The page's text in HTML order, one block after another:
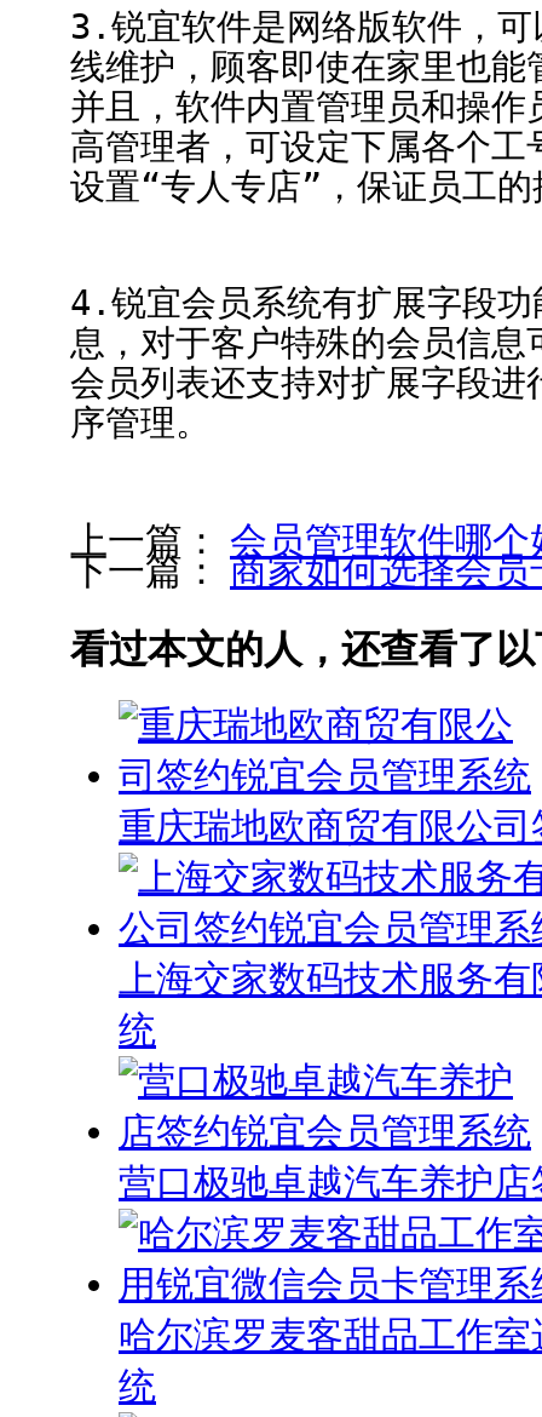
3.锐宜软件是网络版软件，
线维护，顾客即使在家里也
并且，软件内置管理员和操
高管理者，可设定下属各个
设置“专人专店”，保证员工
4.锐宜会员系统有扩展字段
息，对于客户特殊的会员信
会员列表还支持对扩展字段
序管理。
上一篇： 会员管理软件哪个
下一篇： 商家如何选择会员
看过本文的人，还查看了
重庆瑞地欧商贸有限公
上海交家数码技术服务
统
营口极驰卓越汽车养护
哈尔滨罗麦客甜品工作
统